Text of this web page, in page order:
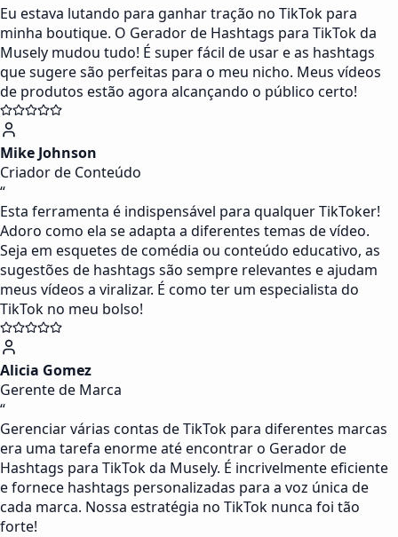
Eu estava lutando para ganhar tração no TikTok para
minha boutique. O Gerador de Hashtags para TikTok da
Musely mudou tudo! É super fácil de usar e as hashtags
que sugere são perfeitas para o meu nicho. Meus vídeos
de produtos estão agora alcançando o público certo!
Mike Johnson
Criador de Conteúdo
“
Esta ferramenta é indispensável para qualquer TikToker!
Adoro como ela se adapta a diferentes temas de vídeo.
Seja em esquetes de comédia ou conteúdo educativo, as
sugestões de hashtags são sempre relevantes e ajudam
meus vídeos a viralizar. É como ter um especialista do
TikTok no meu bolso!
Alicia Gomez
Gerente de Marca
“
Gerenciar várias contas de TikTok para diferentes marcas
era uma tarefa enorme até encontrar o Gerador de
Hashtags para TikTok da Musely. É incrivelmente eficiente
e fornece hashtags personalizadas para a voz única de
cada marca. Nossa estratégia no TikTok nunca foi tão
forte!